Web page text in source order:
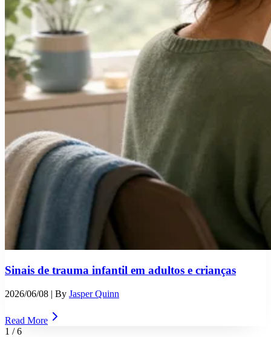
Sinais de trauma infantil em adultos e crianças
2026/06/08 | By Jasper Quinn
Read More
1 /6